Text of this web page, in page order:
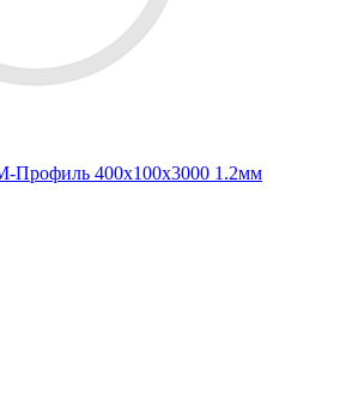
Профиль 400х100х3000 1.2мм